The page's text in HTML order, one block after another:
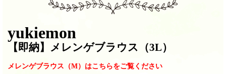
yukiemon
【即納】メレンゲブラウス（3L）
メレンゲブラウス（M）はこちらをご覧ください